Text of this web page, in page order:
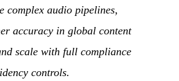
complex audio pipelines,
accuracy in global content
scale with full compliance
controls.